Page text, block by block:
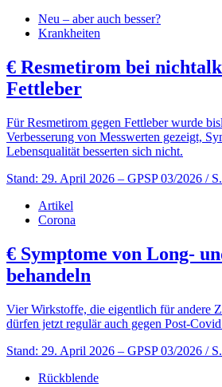
Neu – aber auch besser?
Krankheiten
€ Resmetirom bei
Fettleber
Für Resmetirom gegen Fettleber wurde
Verbesserung von Messwerten gezeigt,
Lebensqualität besserten sich nicht.
Stand: 29. April 2026 – GPSP 03/2026 /
Artikel
Corona
€ Symptome von Long-
behandeln
Vier Wirkstoffe, die eigentlich für andere
dürfen jetzt regulär auch gegen Post-
Stand: 29. April 2026 – GPSP 03/2026 /
Rückblende